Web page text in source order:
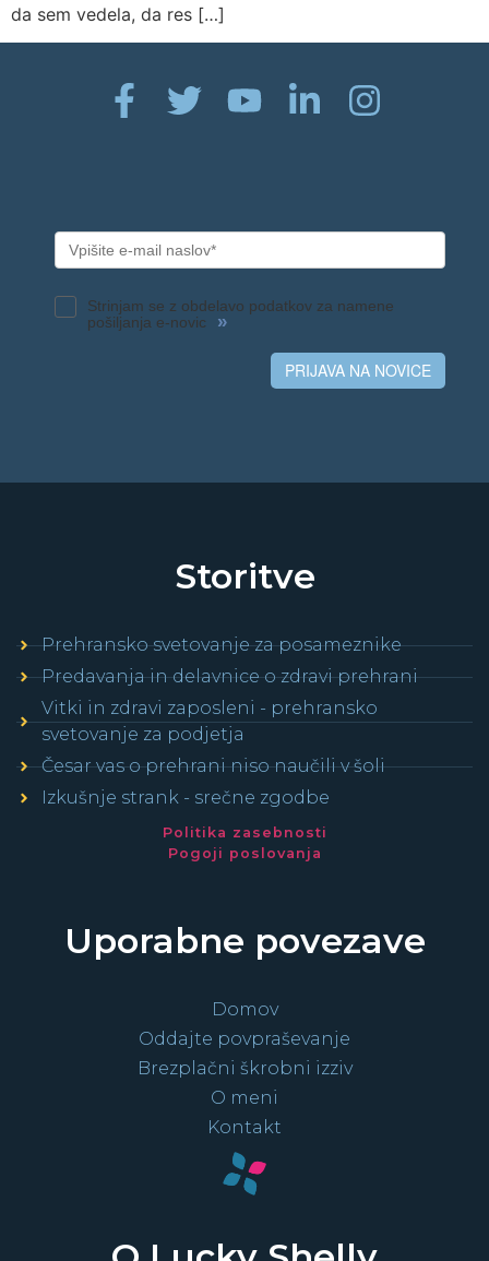
da sem vedela, da res […]
Strinjam se z obdelavo podatkov za namene
pošiljanja e-novic
»
PRIJAVA NA NOVICE
Uporabne povezave
Domov
Oddajte povpraševanje
Brezplačni škrobni izziv
O meni
Kontakt
Storitve
Prehransko svetovanje za posameznike
Predavanja in delavnice o zdravi prehrani
Vitki in zdravi zaposleni - prehransko
svetovanje za podjetja
Česar vas o prehrani niso naučili v šoli
Izkušnje strank - srečne zgodbe
Politika zasebnosti
Pogoji poslovanja